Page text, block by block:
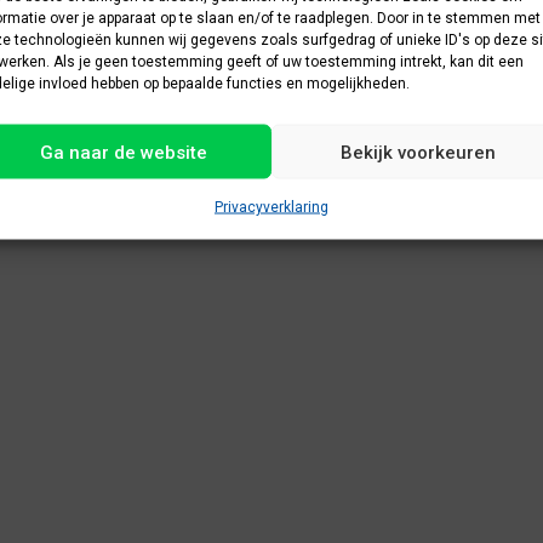
over je apparaat op te slaan en/of te raadplegen. Door in te stemmen met
technologieën kunnen wij gegevens zoals surfgedrag of unieke ID's op deze
Als je geen toestemming geeft of uw toestemming intrekt, kan dit een
invloed hebben op bepaalde functies en mogelijkheden.
Ga naar de website Bekijk voorkeuren
Privacyverklaring